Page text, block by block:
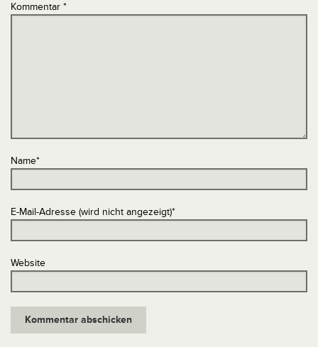
Kommentar *
Name*
E-Mail-Adresse (wird nicht angezeigt)*
Website